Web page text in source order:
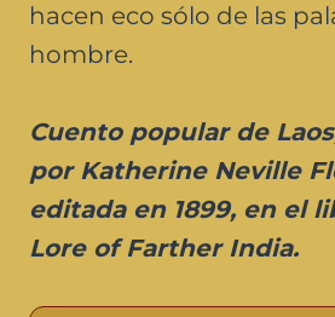
hacen eco sólo de las
hombre.
Cuento popular de
por Katherine Neville
editada en 1899, en el
Lore of Farther India.